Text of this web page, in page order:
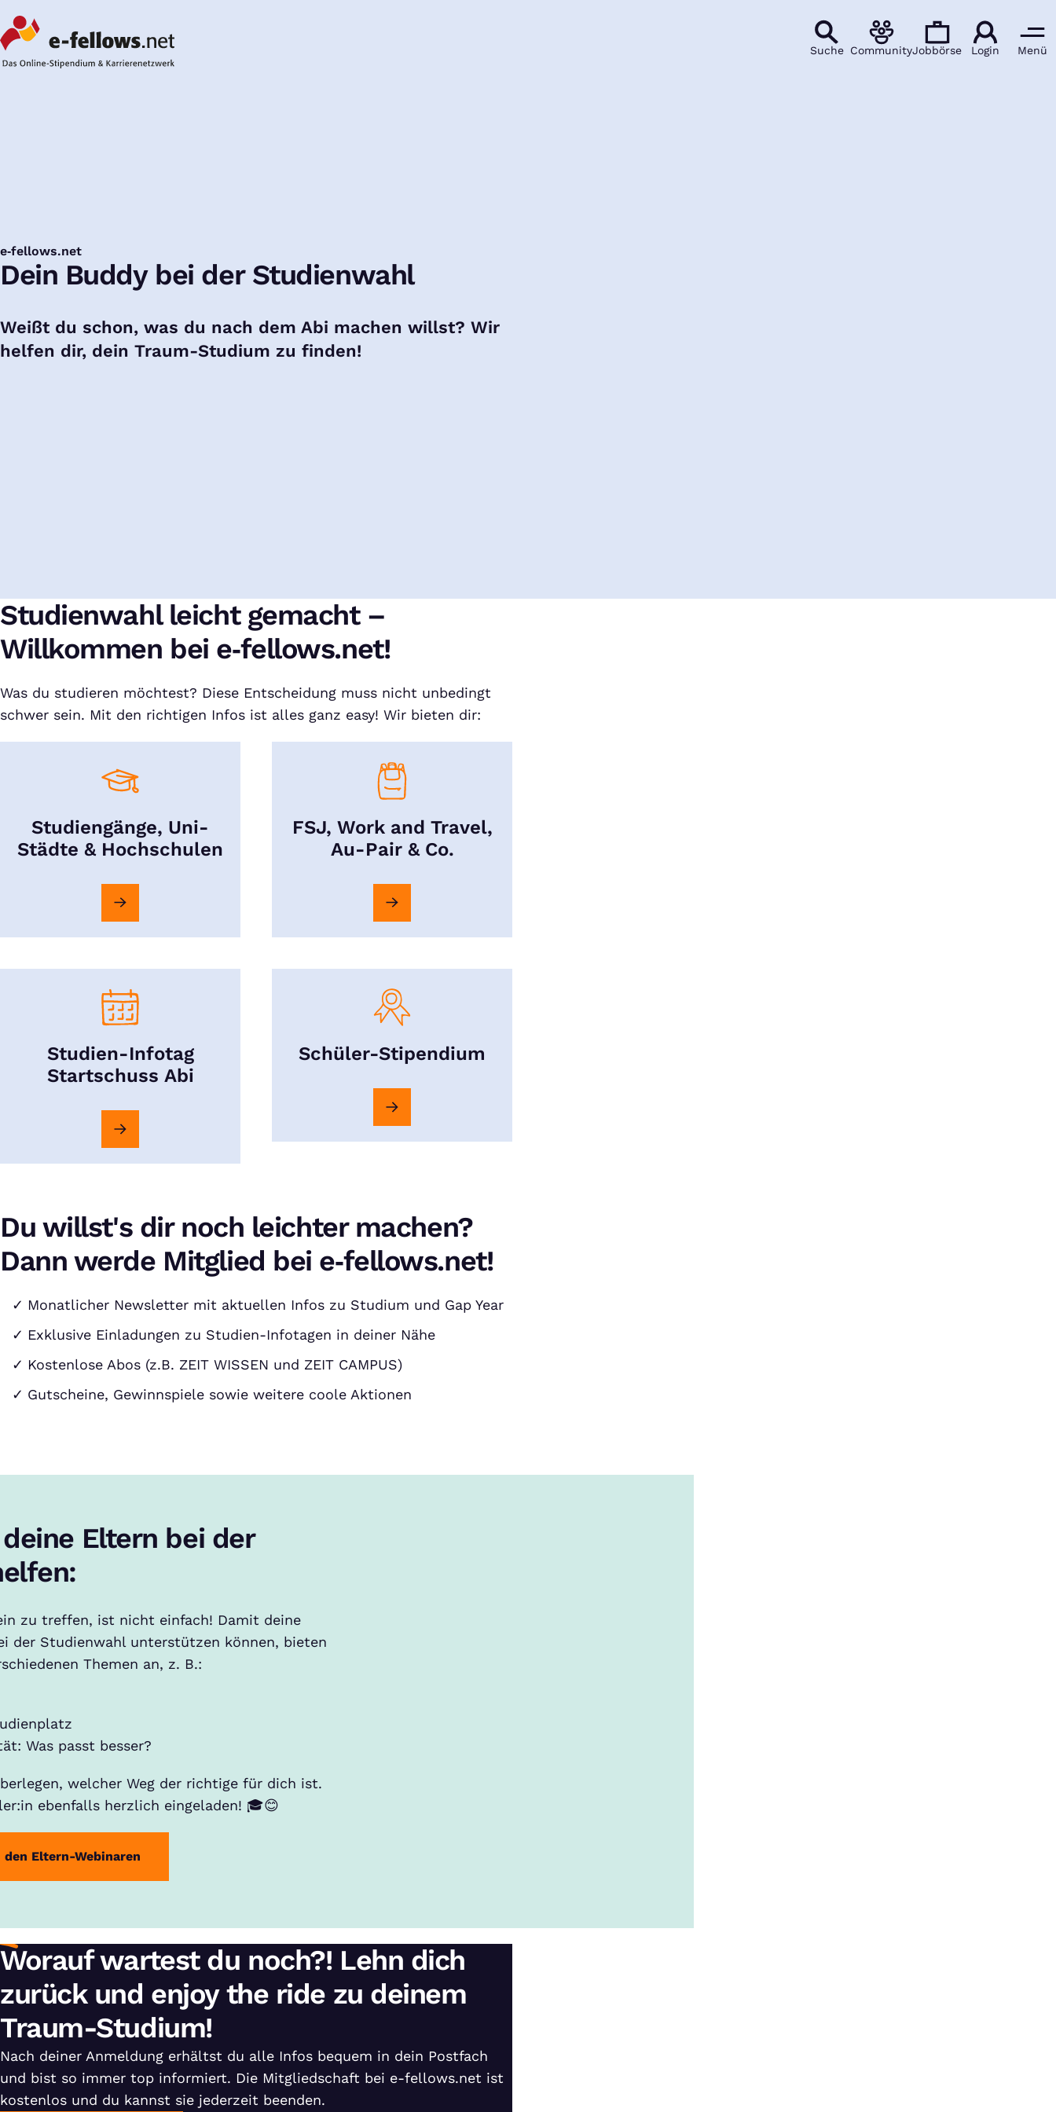
Suche CommunityJobbörse Login Menü
e‑fellows.net
:Dein Buddy bei der Studienwahl
Weißt du schon, was du nach dem Abi machen willst? Wir
helfen dir, dein Traum-Studium zu finden!
Studienwahl leicht gemacht –
Willkommen bei e‑fellows.net!
Was du studieren möchtest? Diese Entscheidung muss nicht unbedingt
schwer sein. Mit den richtigen Infos ist alles ganz easy! Wir bieten dir:
Studiengänge, Uni-
Städte & Hochschulen
FSJ, Work and Travel,
Au-Pair & Co.
Studien-Infotag
Startschuss Abi
Schüler-Stipendium
Du willst's dir noch leichter machen?
Dann werde Mitglied bei e‑fellows.net!
Monatlicher Newsletter mit aktuellen Infos zu Studium und Gap Year
Exklusive Einladungen zu Studien-Infotagen in deiner Nähe
Kostenlose Abos (z.B. ZEIT WISSEN und ZEIT CAMPUS)
Gutscheine, Gewinnspiele sowie weitere coole Aktionen
Eltern bei der
zu treffen, ist nicht einfach! Damit deine
der Studienwahl unterstützen können, bieten
Themen an, z. B.:
Was passt besser?
welcher Weg der richtige für dich ist.
ebenfalls herzlich eingeladen! 🎓😊
den Eltern-Webinaren
Worauf wartest du noch?! Lehn dich
zurück und enjoy the ride zu deinem
Traum-Studium!
Nach deiner Anmeldung erhältst du alle Infos bequem in dein Postfach
und bist so immer top informiert. Die Mitgliedschaft bei e-fellows.net ist
kostenlos und du kannst sie jederzeit beenden.